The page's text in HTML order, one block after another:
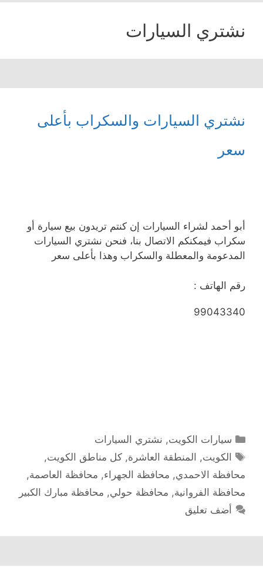
نشتري السيارات
نشتري السيارات والسكراب بأعلى
سعر
أبو أحمد لشراء السيارات إن كنتم تريدون بيع سيارة أو
سكراب فيمكنكم الاتصال بنا، فنحن نشتري السيارات
المدعومة والمعطلة والسكراب وهذا بأعلى سعر
رقم الهاتف :
99043340
التصنيفات
سيارات الكويت, نشتري السيارات
الوسوم
الكويت, المنطقة العاشرة,كل مناطق الكويت,
محافظة الاحمدي, محافظة الجهراء, محافظة العاصمة,
محافظة الفروانية, محافظة حولي, محافظة مبارك الكبير
أضف تعليق